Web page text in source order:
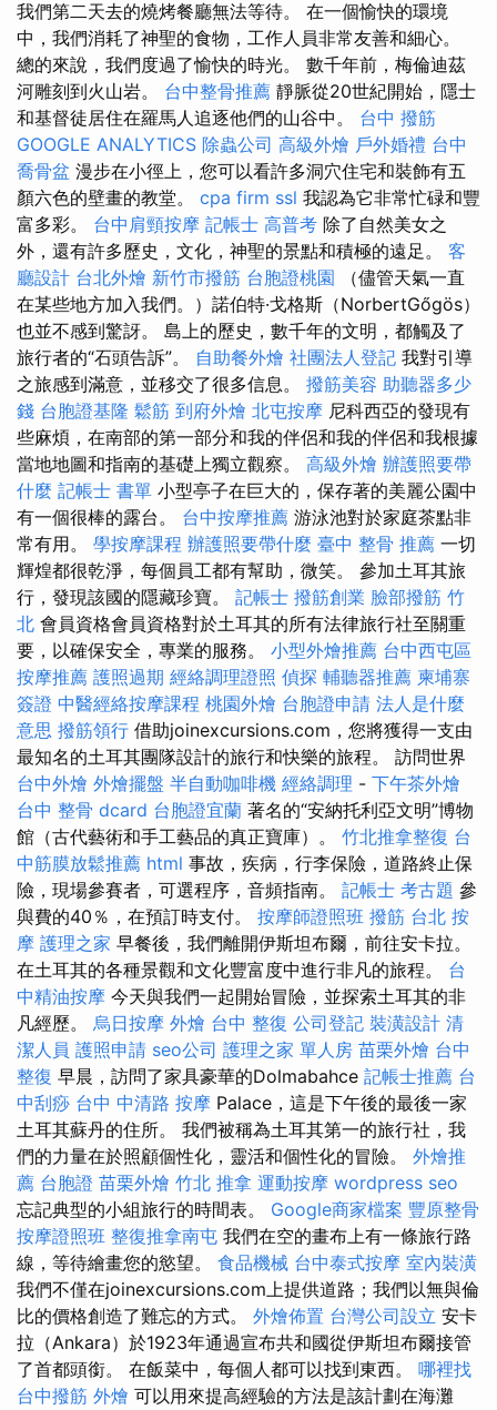
我們第二天去的燒烤餐廳無法等待。 在一個愉快的環境
中，我們消耗了神聖的食物，工作人員非常友善和細心。
總的來說，我們度過了愉快的時光。 數千年前，梅倫迪茲
河雕刻到火山岩。 台中整骨推薦 靜脈從20世紀開始，隱士
和基督徒居住在羅馬人追逐他們的山谷中。 台中 撥筋
GOOGLE ANALYTICS 除蟲公司 高級外燴 戶外婚禮 台中
喬骨盆 漫步在小徑上，您可以看許多洞穴住宅和裝飾有五
顏六色的壁畫的教堂。 cpa firm ssl 我認為它非常忙碌和豐
富多彩。 台中肩頸按摩 記帳士 高普考 除了自然美女之
外，還有許多歷史，文化，神聖的景點和積極的遠足。 客
廳設計 台北外燴 新竹市撥筋 台胞證桃園 （儘管天氣一直
在某些地方加入我們。）諾伯特·戈格斯（NorbertGőgös）
也並不感到驚訝。 島上的歷史，數千年的文明，都觸及了
旅行者的“石頭告訴”。 自助餐外燴 社團法人登記 我對引導
之旅感到滿意，並移交了很多信息。 撥筋美容 助聽器多少
錢 台胞證基隆 鬆筋 到府外燴 北屯按摩 尼科西亞的發現有
些麻煩，在南部的第一部分和我的伴侶和我的伴侶和我根據
當地地圖和指南的基礎上獨立觀察。 高級外燴 辦護照要帶
什麼 記帳士 書單 小型亭子在巨大的，保存著的美麗公園中
有一個很棒的露台。 台中按摩推薦 游泳池對於家庭茶點非
常有用。 學按摩課程 辦護照要帶什麼 臺中 整骨 推薦 一切
輝煌都很乾淨，每個員工都有幫助，微笑。 參加土耳其旅
行，發現該國的隱藏珍寶。 記帳士 撥筋創業 臉部撥筋 竹
北 會員資格會員資格對於土耳其的所有法律旅行社至關重
要，以確保安全，專業的服務。 小型外燴推薦 台中西屯區
按摩推薦 護照過期 經絡調理證照 偵探 輔聽器推薦 柬埔寨
簽證 中醫經絡按摩課程 桃園外燴 台胞證申請 法人是什麼
意思 撥筋領行 借助joinexcursions.com，您將獲得一支由
最知名的土耳其團隊設計的旅行和快樂的旅程。 訪問世界
台中外燴 外燴擺盤 半自動咖啡機 經絡調理 - 下午茶外燴
台中 整骨 dcard 台胞證宜蘭 著名的“安納托利亞文明”博物
館（古代藝術和手工藝品的真正寶庫）。 竹北推拿整復 台
中筋膜放鬆推薦 html 事故，疾病，行李保險，道路終止保
險，現場參賽者，可選程序，音頻指南。 記帳士 考古題 參
與費的40％，在預訂時支付。 按摩師證照班 撥筋 台北 按
摩 護理之家 早餐後，我們離開伊斯坦布爾，前往安卡拉。
在土耳其的各種景觀和文化豐富度中進行非凡的旅程。 台
中精油按摩 今天與我們一起開始冒險，並探索土耳其的非
凡經歷。 烏日按摩 外燴 台中 整復 公司登記 裝潢設計 清
潔人員 護照申請 seo公司 護理之家 單人房 苗栗外燴 台中
整復 早晨，訪問了家具豪華的Dolmabahce 記帳士推薦 台
中刮痧 台中 中清路 按摩 Palace，這是下午後的最後一家
土耳其蘇丹的住所。 我們被稱為土耳其第一的旅行社，我
們的力量在於照顧個性化，靈活和個性化的冒險。 外燴推
薦 台胞證 苗栗外燴 竹北 推拿 運動按摩 wordpress seo
忘記典型的小組旅行的時間表。 Google商家檔案 豐原整骨
按摩證照班 整復推拿南屯 我們在空的畫布上有一條旅行路
線，等待繪畫您的慾望。 食品機械 台中泰式按摩 室內裝潢
我們不僅在joinexcursions.com上提供道路；我們以無與倫
比的價格創造了難忘的方式。 外燴佈置 台灣公司設立 安卡
拉（Ankara）於1923年通過宣布共和國從伊斯坦布爾接管
了首都頭銜。 在飯菜中，每個人都可以找到東西。 哪裡找
台中撥筋 外燴 可以用來提高經驗的方法是該計劃在海灘